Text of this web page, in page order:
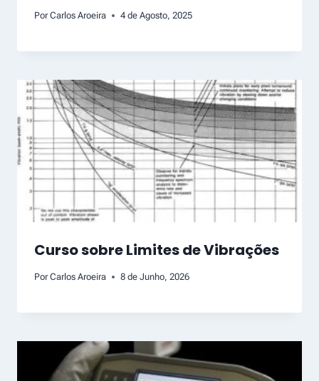
Por Carlos Aroeira 4 de Agosto, 2025
Curso sobre Limites de Vibrações
Por Carlos Aroeira 8 de Junho, 2026